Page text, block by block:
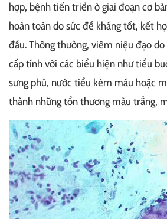
hợp, bệnh tiến triển ở giai đoạn cơ
hoàn toàn do sức đề kháng tốt, kết
đầu. Thông thường, viêm niệu đạo
cấp tính với các biểu hiện như tiểu
sưng phù, nước tiểu kèm máu hoặc
thành những tổn thương màu trắng,